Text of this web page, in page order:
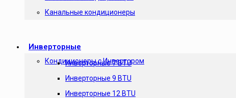
Канальные кондиционеры
Инверторные
Кондиционеры с Инвертором
Инверторные 7 BTU
Инверторные 9 BTU
Инверторные 12 BTU